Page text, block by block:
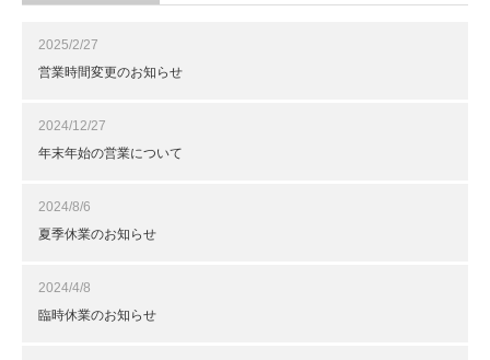
2025/2/27
営業時間変更のお知らせ
2024/12/27
年末年始の営業について
2024/8/6
夏季休業のお知らせ
2024/4/8
臨時休業のお知らせ